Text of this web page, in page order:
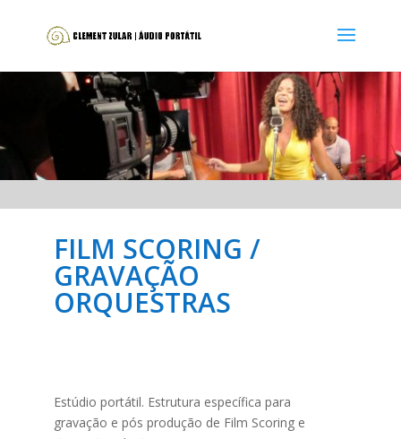
FILM SCORING /
GRAVAÇÃO
ORQUESTRAS
Estúdio portátil. Estrutura específica para
gravação e pós produção de Film Scoring e